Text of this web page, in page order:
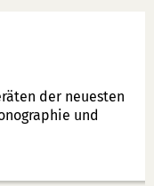
der neuesten
und